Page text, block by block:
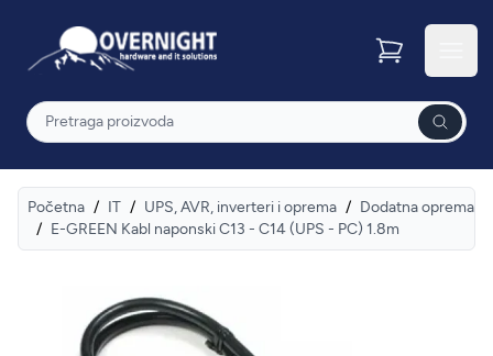
Overnight
Pretraga
Početna / IT / UPS, AVR, inverteri i oprema / Dodatna oprema
/ E-GREEN Kabl naponski C13 - C14 (UPS - PC) 1.8m